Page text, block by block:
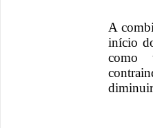
A
início
como